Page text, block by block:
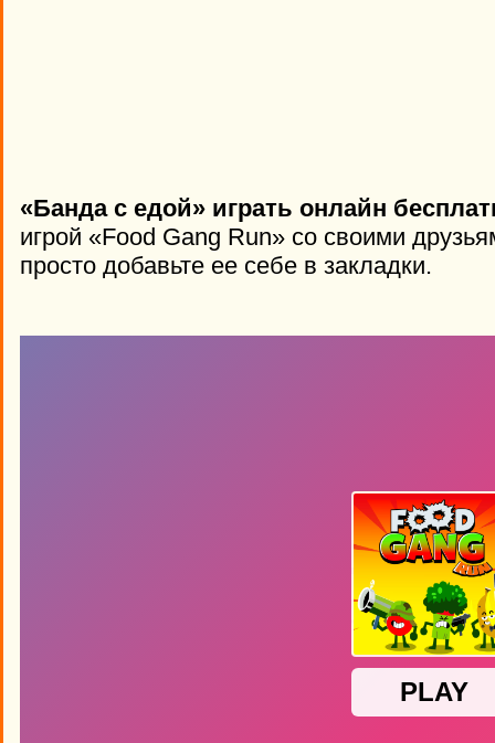
«Банда с едой» играть онлайн
игрой «Food Gang Run» со своими
просто добавьте ее себе в закладки.